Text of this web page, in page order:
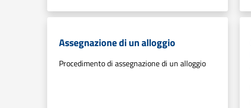
Assegnazione di un alloggio
Procedimento di assegnazione di un alloggio